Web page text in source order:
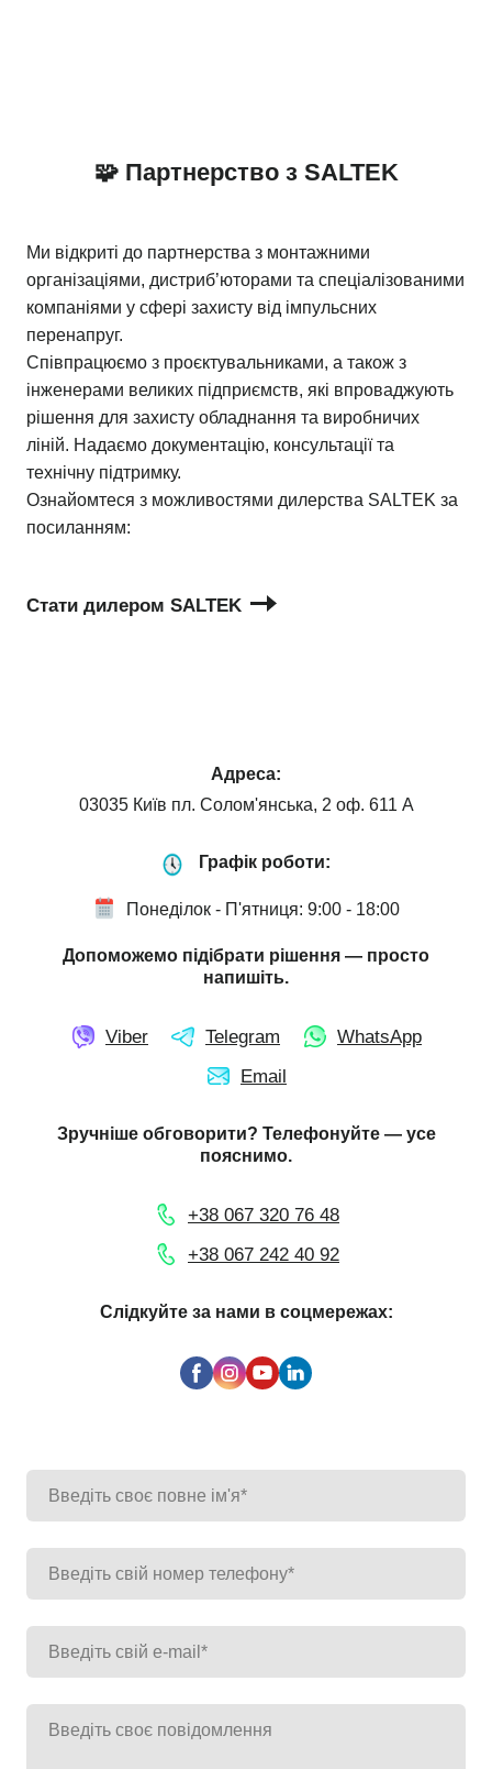
🧩 Партнерство з SALTEK
Ми відкриті до партнерства з монтажними
організаціями, дистриб’юторами та спеціалізованими
компаніями у сфері захисту від імпульсних
перенапруг.
Співпрацюємо з проєктувальниками, а також з
інженерами великих підприємств, які впроваджують
рішення для захисту обладнання та виробничих
ліній. Надаємо документацію, консультації та
технічну підтримку.
Ознайомтеся з можливостями дилерства SALTEK за
посиланням:
Стати дилером SALTEK
Адреса:
03035 Київ пл. Солом'янська, 2 оф. 611 А
Графік роботи:
Понеділок - П'ятниця: 9:00 - 18:00
Допоможемо підібрати рішення — просто
напишіть.
Viber Telegram
WhatsApp
Email
Зручніше обговорити? Телефонуйте — усе
пояснимо.
+38 067 320 76 48
+38 067 242 40 92
Слідкуйте за нами в соцмережах: